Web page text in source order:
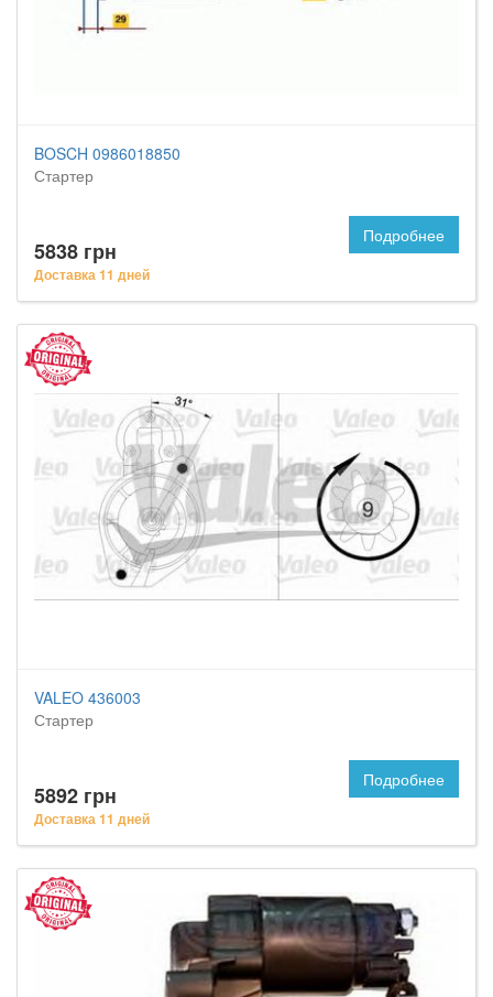
BOSCH 0986018850
Стартер
5838 грн
Доставка 11 дней
Подробнее
VALEO 436003
Стартер
5892 грн
Доставка 11 дней
Подробнее